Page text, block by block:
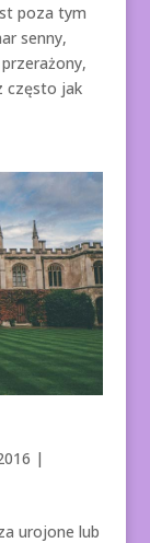
poza tym
senny,
często jak
|
urojone lub